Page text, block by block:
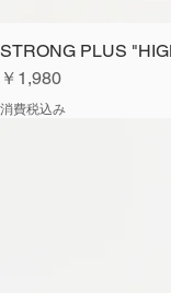
STRONG PLUS
価格
￥1,980
消費税込み